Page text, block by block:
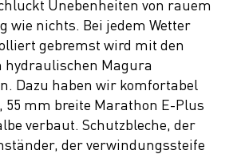
Unebenheiten von rauem
wie nichts. Bei jedem Wetter
gebremst wird mit den
Magura
Dazu haben wir komfortabel
55 mm breite Marathon E-Plus
verbaut. Schutzbleche, der
der verwindungssteife